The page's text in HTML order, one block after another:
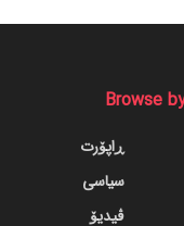
Browse
ڕاپۆرت
سیاسی
ڤیدیۆ